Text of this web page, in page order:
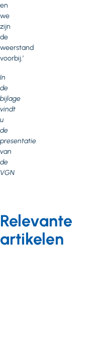
en
we
zijn
de
weerstand
voorbij.’
In
de
bijlage
vindt
u
de
presentatie
van
de
VGN
Relevante
artikelen